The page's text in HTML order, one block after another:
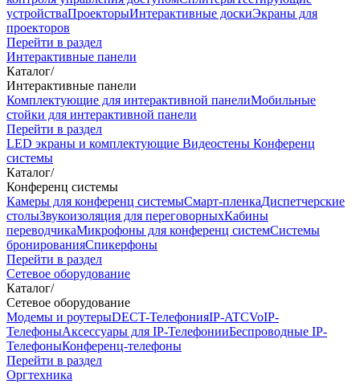
устройстваПроекторыИнтерактивные доскиЭкраны для
проекторов
Перейти в раздел
Интерактивные панели
Каталог/
Интерактивные панели
Комплектующие для интерактивной панелиМобильные
стойки для интерактивной панели
Перейти в раздел
LED экраны и комплектующие Видеостены Конференц
системы
Каталог/
Конференц системы
Камеры для конференц системыCмарт-пленкаДиспетчерские
столыЗвукоизоляция для переговорныхКабины
переводчикаМикрофоны для конференц системСистемы
бронированияСпикерфоны
Перейти в раздел
Сетевое оборудование
Каталог/
Сетевое оборудование
Модемы и роутерыDECT-ТелефонияIP-ATCVoIP-
ТелефоныАксессуары для IP-ТелефонииБеспроводные IP-
ТелефоныКонференц-телефоны
Перейти в раздел
Оргтехника